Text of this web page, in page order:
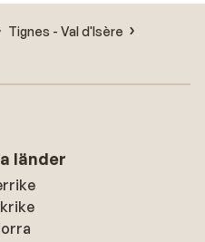
Tignes - Val d'Isère
länder